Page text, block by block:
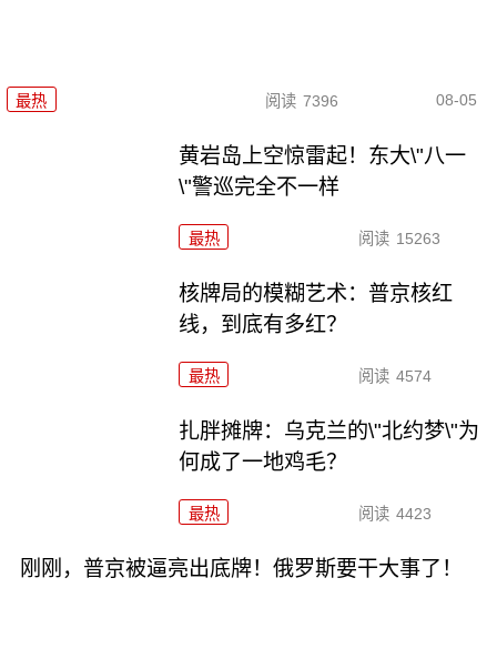
最热 阅读 7396 08-05
黄岩岛上空惊雷起！东大\"八一
\"警巡完全不一样
最热 阅读 15263
核牌局的模糊艺术：普京核红
线，到底有多红？
最热 阅读 4574
扎胖摊牌：乌克兰的\"北约梦\"为
何成了一地鸡毛？
最热 阅读 4423
刚刚，普京被逼亮出底牌！俄罗斯要干大事了！